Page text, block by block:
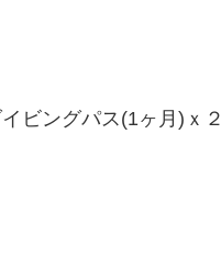
ビングパス(1ヶ月)ｘ２